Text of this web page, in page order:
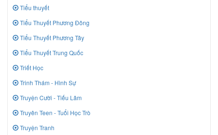
Tiểu thuyết
Tiểu Thuyết Phương Đông
Tiểu Thuyết Phương Tây
Tiểu Thuyết Trung Quốc
Triết Học
Trinh Thám - Hình Sự
Truyện Cười - Tiếu Lâm
Truyên Teen - Tuổi Học Trò
Truyện Tranh